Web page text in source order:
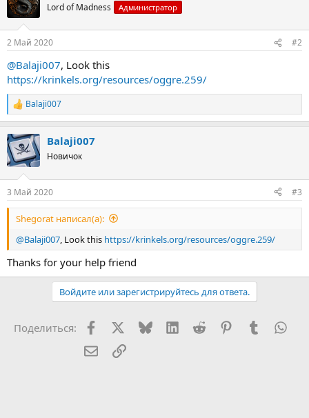
Lord of Madness Администратор
2 Май 2020 #2
@Balaji007, Look this
https://krinkels.org/resources/oggre.259/
Р
е
к
ц
и
Balaji007
Balaji007
Новичок
3 Май 2020 #3
Shegorat написал(а):
@Balaji007 , Look this https://krinkels.org/resources/oggre.259/
Thanks for your help friend
Войдите или зарегистрируйтесь для ответа.
Поделиться: FacebookX (Twitter)
BlueskyLinkedInReddit PinterestTumblr
Электронная почта
Ссылка